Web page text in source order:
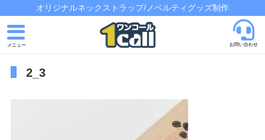
オリジナルネックストラップ/ノベルティグッズ制作
お問い合わせ
トップページ
2_3